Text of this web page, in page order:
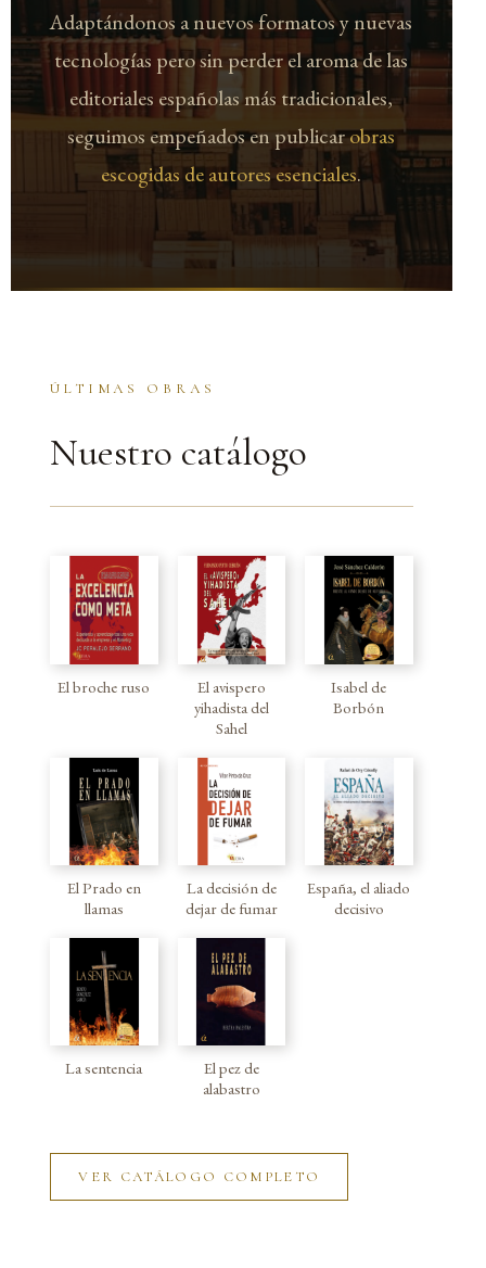
Adaptándonos a nuevos formatos y nuevas
tecnologías pero sin perder el aroma de las
editoriales españolas más tradicionales,
seguimos empeñados en publicarobras
escogidas de autores esenciales.
ÚLTIMAS OBRAS
Nuestro catálogo
El broche ruso
El avispero
yihadista del
Sahel
Isabel de
Borbón
El Prado en
llamas
La decisión de
dejar de fumar
España, el aliado
decisivo
La sentencia
El pez de
alabastro
VER CATÁLOGO COMPLETO